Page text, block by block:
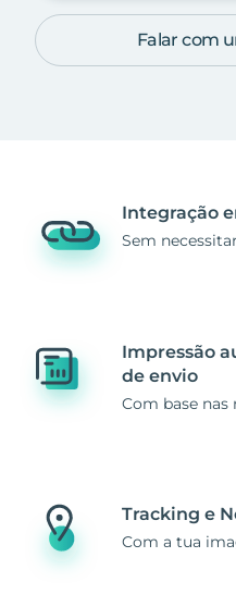
Falar com
Integração
Sem
Impressão
de envio
Com base nas
Tracking e
Com a tua